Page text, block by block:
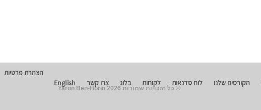
הצהרת פרטיות
English
צרו קשר בלוג לקוחות לוח סדנאות הקורסים שלנו
© כל הזכויות שמורות 2026 Yaron Ben-Horin